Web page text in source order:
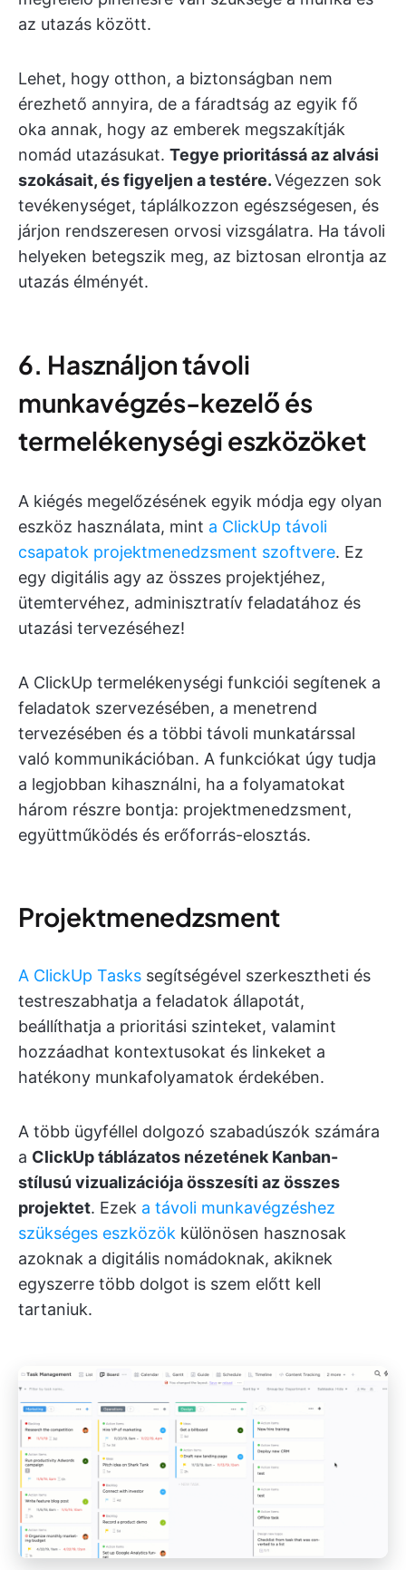
az utazás között.
Lehet, hogy otthon, a biztonságban nem
érezhető annyira, de a fáradtság az egyik fő
oka annak, hogy az emberek megszakítják
nomád utazásukat. Tegye prioritássá az alvási
szokásait, és figyeljen a testére.Végezzen sok
tevékenységet, táplálkozzon egészségesen, és
járjon rendszeresen orvosi vizsgálatra. Ha távoli
helyeken betegszik meg, az biztosan elrontja az
utazás élményét.
6. Használjon távoli
munkavégzés-kezelő és
termelékenységi eszközöket
A kiégés megelőzésének egyik módja egy olyan
eszköz használata, mint a ClickUp távoli
csapatok projektmenedzsment szoftvere. Ez
egy digitális agy az összes projektjéhez,
ütemtervéhez, adminisztratív feladatához és
utazási tervezéséhez!
A ClickUp termelékenységi funkciói segítenek a
feladatok szervezésében, a menetrend
tervezésében és a többi távoli munkatárssal
való kommunikációban. A funkciókat úgy tudja
a legjobban kihasználni, ha a folyamatokat
három részre bontja: projektmenedzsment,
együttműködés és erőforrás-elosztás.
Projektmenedzsment
A ClickUp Tasks segítségével szerkesztheti és
testreszabhatja a feladatok állapotát,
beállíthatja a prioritási szinteket, valamint
hozzáadhat kontextusokat és linkeket a
hatékony munkafolyamatok érdekében.
A több ügyféllel dolgozó szabadúszók számára
a ClickUp táblázatos nézetének Kanban-
stílusú vizualizációja összesíti az összes
projektet. Ezek a távoli munkavégzéshez
szükséges eszközök különösen hasznosak
azoknak a digitális nomádoknak, akiknek
egyszerre több dolgot is szem előtt kell
tartaniuk.